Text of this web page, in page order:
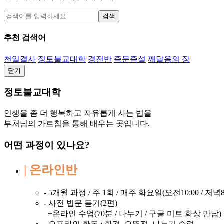
검색
추천 검색어
천일결사 정토불교대학 경전반 즉문즉설 깨달음의 장
닫기
정토불교대학
인생을 좀 더 행복하고 자유롭게 사는 법을
부처님의 가르침을 통해 배우는 곳입니다.
어떤 과정이 있나요?
| 온라인반
- 5개월 과정 / 주 1회 / 매주 화요일(오전10:00 / 저녁
- 사전 법문 듣기(2편)
+온라인 수업(70분 / 나누기 / 구글 미트 화상 만남)